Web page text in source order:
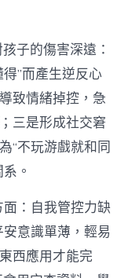
子的傷害深遠：
”而產生逆反心
致情緒掉控，急
三是形成社交窘
不玩游戲就和同
。
：自我管控力缺
安意識單薄，輕易
東西應用才能完